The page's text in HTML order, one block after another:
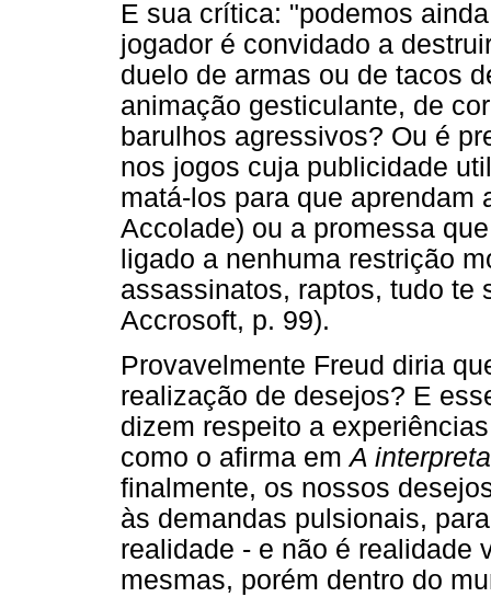
E sua crítica: "podemos
jogador é convidado a
duelo de armas ou de tacos
animação gesticulante, de
barulhos agressivos? Ou é
nos jogos cuja publicidade
matá-los para que aprendam
Accolade) ou a promessa
ligado a nenhuma restrição
assassinatos, raptos, tudo te
Accrosoft, p. 99).
Provavelmente Freud diria
realização de desejos? E
dizem respeito a
como o afirma emA
finalmente, os nossos
às demandas pulsionais,
realidade - e não é realidade
mesmas, porém dentro do